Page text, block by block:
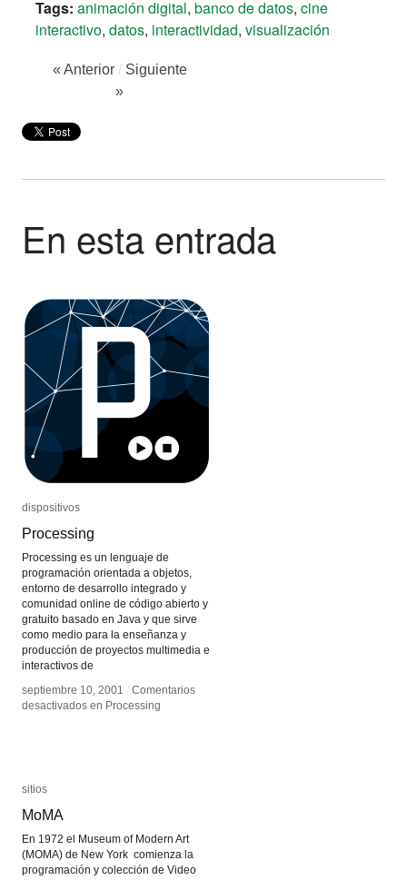
Tags: animación digital, banco de datos, cine
interactivo, datos, interactividad, visualización
« Anterior / Siguiente
»
En esta entrada
dispositivos
Processing
Processing es un lenguaje de
programación orientada a objetos,
entorno de desarrollo integrado y
comunidad online de código abierto y
gratuito basado en Java y que sirve
como medio para la enseñanza y
producción de proyectos multimedia e
interactivos de
septiembre 10, 2001 / Comentarios
desactivados en Processing
dispositivos
Processing
septiembre 10, 2001 / Comentarios
desactivados en Processing
sitios
MoMA
En 1972 el Museum of Modern Art
(MOMA) de New York comienza la
programación y colección de Video
sitios
MoMA